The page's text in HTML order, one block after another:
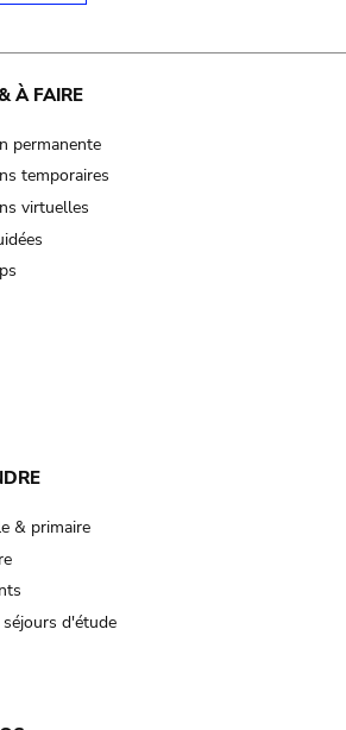
À FAIRE
permanente
temporaires
virtuelles
& primaire
d'étude